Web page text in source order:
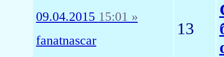
09.04.2015 15:01 »
fanatnascar
13